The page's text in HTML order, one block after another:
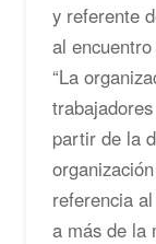
y referente
al
“La
partir de la
referencia
a más de la